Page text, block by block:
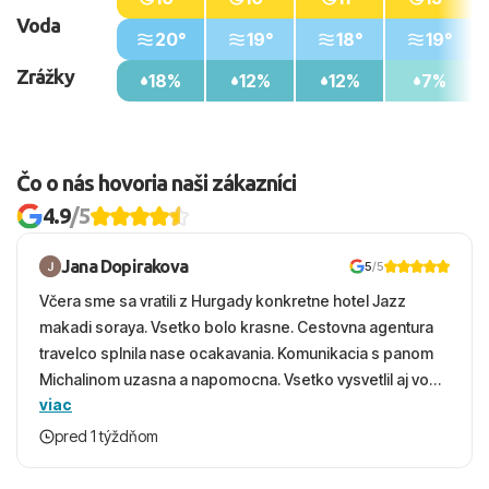
Voda
Zrážky
20°
18%
19°
12%
18°
12%
19°
7%
Čo o nás hovoria naši zákazníci
4.9/5
Jana Dopirakova 5/5
Včera sme sa vratili z Hurgady konkretne hotel Jazz
makadi soraya. Vsetko bolo krasne. Cestovna agentura
travelco splnila nase ocakavania. Komunikacia s panom
Michalinom uzasna a napomocna. Vsetko vysvetlil aj vo
vecernych hodinach zaco sa ospravedlnujem. Hotel
krasny, cisty. Sluzby top. Strava, prostredie, more,
viac
pred 1 týždňom